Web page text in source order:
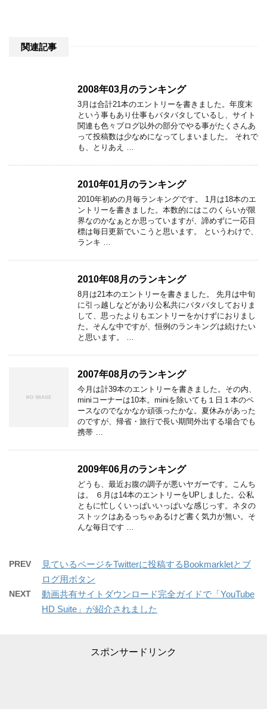
関連記事
2008年03月のランキング
3月は合計21本のエントリーを書きました。年度末
という事もあり仕事もバタバタしているし、サイト
関連も色々ブログ以外の部分でやる事がたくさんあ
って投稿数は少なめになってしまいました。 それで
も、とりあえ …
2010年01月のランキング
2010年初めの月毎ランキングです。 1月は18本のエ
ントリーを書きました。本数的にはこのくらいが限
界なのかなぁとか思っていますが、諦めずに一応目
標は毎日更新でいこうと思います。 というわけで、
ランキ …
2010年08月のランキング
8月は21本のエントリーを書きました。 先月は中旬
に引っ越しなどがあり公私共にバタバタしておりま
して、思ったよりもエントリーをかけずにおりまし
た。そんな中ですが、恒例のランキングは続けたい
と思います。 …
2007年08月のランキング
今月は計39本のエントリーを書きました。その内、
miniコーナーは10本。miniを除いても１日１本のペ
ースなのでなかなか頑張ったかな。夏休みがあった
のですが、帰省・旅行で長い期間外出する場合でも
携帯 …
2009年06月のランキング
どうも、最近お腹の調子が悪いヤガーです。こんち
は。 ６月は14本のエントリーをUPしました。公私
ともに忙しくいっぱいいっぱいな感じっす。ネタの
ストックはあるっちゃあるけど書く気力が無い。そ
んな毎日です …
PREV
見ているページをTwitterに投稿するBookmarkletとブ
ログ用ボタン
NEXT
動画共有サイトダウンロード完全ガイドで「YouTube
HD Suite」が紹介されました
スポンサードリンク